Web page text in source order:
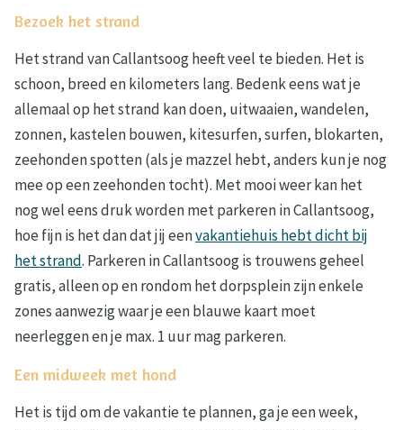
Bezoek het strand
Het strand van Callantsoog heeft veel te bieden. Het is
schoon, breed en kilometers lang. Bedenk eens wat je
allemaal op het strand kan doen, uitwaaien, wandelen,
zonnen, kastelen bouwen, kitesurfen, surfen, blokarten,
zeehonden spotten (als je mazzel hebt, anders kun je nog
mee op een zeehonden tocht). Met mooi weer kan het
nog wel eens druk worden met parkeren in Callantsoog,
hoe fijn is het dan dat jij eenvakantiehuis hebt dicht bij
het strand. Parkeren in Callantsoog is trouwens geheel
gratis, alleen op en rondom het dorpsplein zijn enkele
zones aanwezig waar je een blauwe kaart moet
neerleggen en je max. 1 uur mag parkeren.
Een midweek met hond
Het is tijd om de vakantie te plannen, ga je een week,